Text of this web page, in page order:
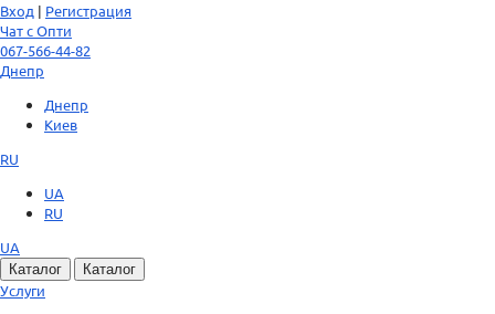
Вход | Регистрация
Чат с Опти
067-566-44-82
Днепр
Днепр
Киев
RU
UA
RU
UA
Каталог Каталог
Услуги